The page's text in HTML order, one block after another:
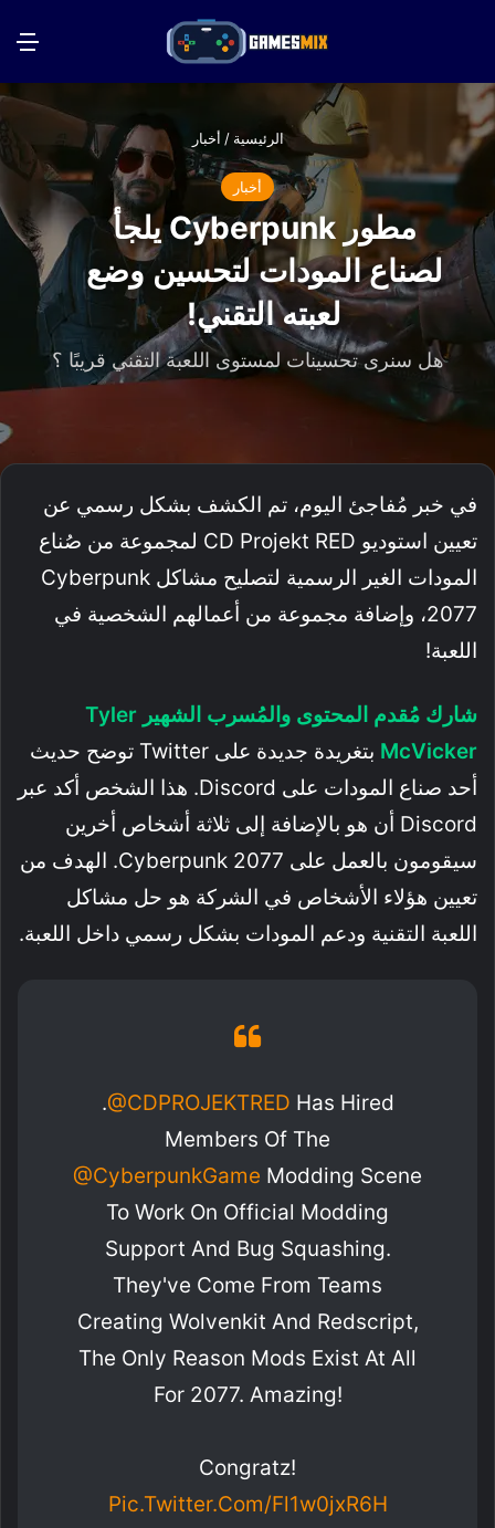
الرئيسية / أخبار
أخبار
مطور Cyberpunk يلجأ
لصناع المودات لتحسين وضع
لعبته التقني!
هل سنرى تحسينات لمستوى اللعبة التقني قريبًا ؟
في خبر مُفاجئ اليوم، تم الكشف بشكل رسمي عن
تعيين استوديو CD Projekt RED لمجموعة من صُناع
المودات الغير الرسمية لتصليح مشاكل Cyberpunk
2077، وإضافة مجموعة من أعمالهم الشخصية في
اللعبة!
شارك مُقدم المحتوى والمُسرب الشهير Tyler
McVicker
بتغريدة جديدة على Twitter توضح حديث
أحد صناع المودات على Discord. هذا الشخص أكد عبر
Discord أن هو بالإضافة إلى ثلاثة أشخاص أخرين
سيقومون بالعمل على Cyberpunk 2077. الهدف من
تعيين هؤلاء الأشخاص في الشركة هو حل مشاكل
اللعبة التقنية ودعم المودات بشكل رسمي داخل اللعبة.
.@CDPROJEKTRED Has Hired
Members Of The
@CyberpunkGame Modding Scene
To Work On Official Modding
Support And Bug Squashing.
They've Come From Teams
Creating Wolvenkit And Redscript,
The Only Reason Mods Exist At All
For 2077. Amazing!
Congratz!
Pic.twitter.com/fl1w0jxR6H